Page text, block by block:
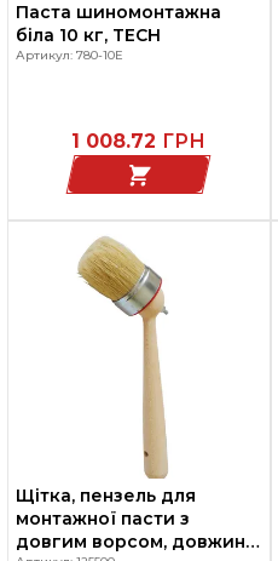
Паста шиномонтажна
біла 10 кг, TECH
Артикул: 780-10Е
1 008.72 ГРН
Щітка, пензель для
монтажної пасти з
довгим ворсом, довжина